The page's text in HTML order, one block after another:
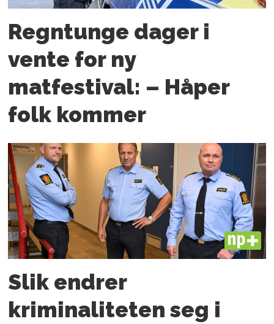
Regntunge dager i
vente for ny
matfestival: – Håper
folk kommer
PLUS
Slik endrer
kriminaliteten seg i